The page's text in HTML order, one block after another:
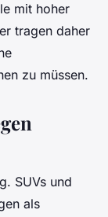
mit hoher
tragen daher
zu müssen.
SUVs und
als